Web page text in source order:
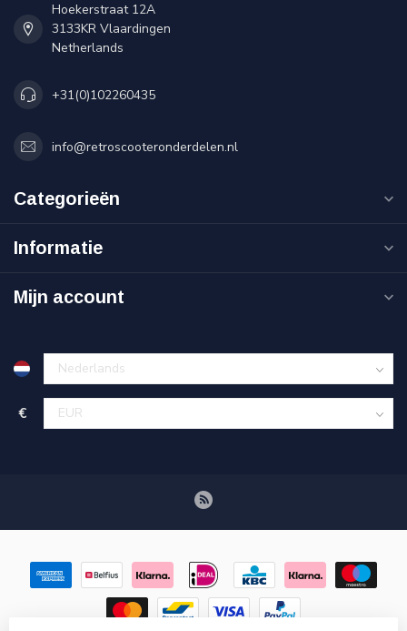
Hoekerstraat 12A
3133KR Vlaardingen
Netherlands
+31(0)102260435
info@retroscooteronderdelen.nl
Categorieën
Informatie
Mijn account
€